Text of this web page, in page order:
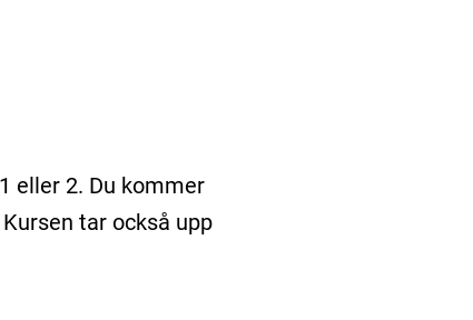
eller 2. Du kommer
tar också upp